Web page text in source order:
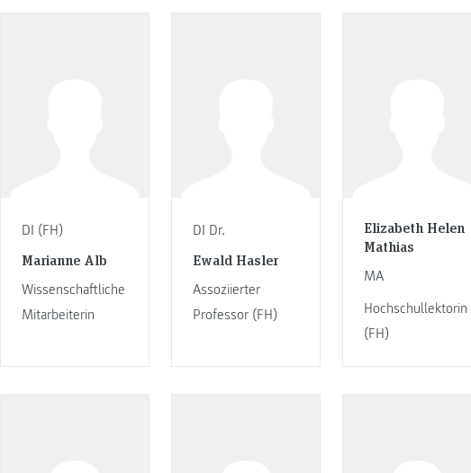
DI (FH)
Marianne Alb
Wissenschaftliche
Mitarbeiterin
DI Dr.
Ewald Hasler
Assoziierter
Professor (FH)
Elizabeth Helen
Mathias
MA
Hochschullektorin
(FH)